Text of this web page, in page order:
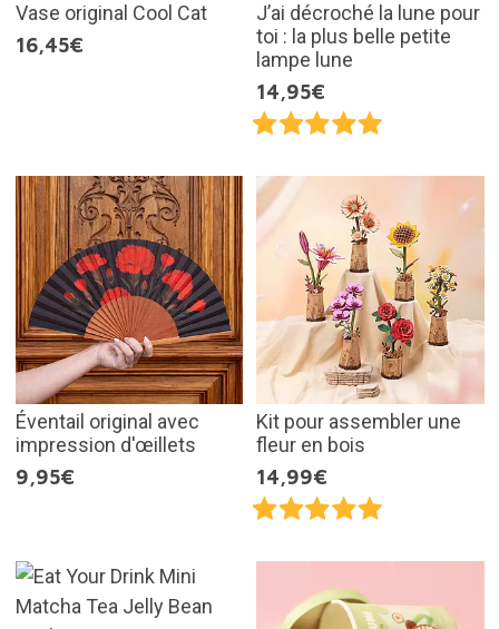
Vase original Cool Cat
16,45€
J’ai décroché la lune pour
toi : la plus belle petite
lampe lune
14,95€
Éventail original avec
impression d'œillets
9,95€
Kit pour assembler une
fleur en bois
14,99€